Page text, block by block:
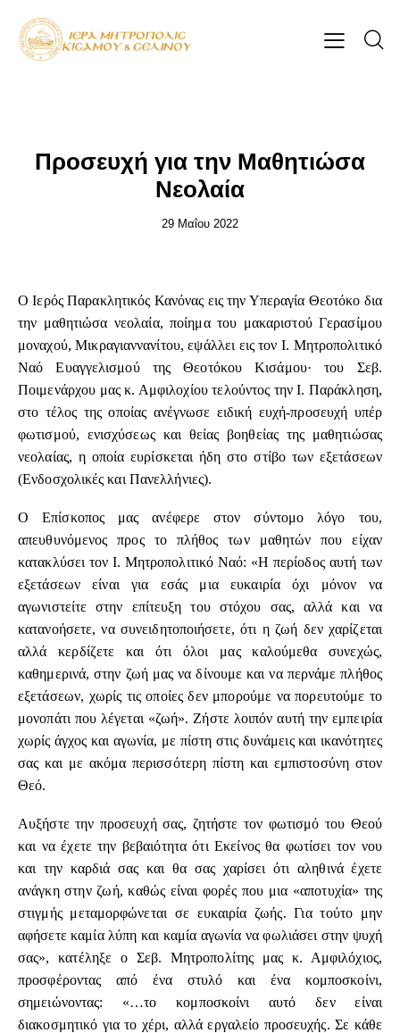
Προσευχή για την Μαθητιώσα
Νεολαία
29 Μαΐου 2022
Ο Ιερός Παρακλητικός Κανόνας εις την Υπεραγία Θεοτόκο δια
την μαθητιώσα νεολαία, ποίημα του μακαριστού Γερασίμου
μοναχού, Μικραγιαννανίτου, εψάλλει εις τον Ι. Μητροπολιτικό
Ναό Ευαγγελισμού της Θεοτόκου Κισάμου· του Σεβ.
Ποιμενάρχου μας κ. Αμφιλοχίου τελούντος την Ι. Παράκληση,
στο τέλος της οποίας ανέγνωσε ειδική ευχή-προσευχή υπέρ
φωτισμού, ενισχύσεως και θείας βοηθείας της μαθητιώσας
νεολαίας, η οποία ευρίσκεται ήδη στο στίβο των εξετάσεων
(Ενδοσχολικές και Πανελλήνιες).
Ο Επίσκοπος μας ανέφερε στον σύντομο λόγο του,
απευθυνόμενος προς το πλήθος των μαθητών που είχαν
κατακλύσει τον Ι. Μητροπολιτικό Ναό: «Η περίοδος αυτή των
εξετάσεων είναι για εσάς μια ευκαιρία όχι μόνον να
αγωνιστείτε στην επίτευξη του στόχου σας, αλλά και να
κατανοήσετε, να συνειδητοποιήσετε, ότι η ζωή δεν χαρίζεται
αλλά κερδίζετε και ότι όλοι μας καλούμεθα συνεχώς,
καθημερινά, στην ζωή μας να δίνουμε και να περνάμε πλήθος
εξετάσεων, χωρίς τις οποίες δεν μπορούμε να πορευτούμε το
μονοπάτι που λέγεται «ζωή». Ζήστε λοιπόν αυτή την εμπειρία
χωρίς άγχος και αγωνία, με πίστη στις δυνάμεις και ικανότητες
σας και με ακόμα περισσότερη πίστη και εμπιστοσύνη στον
Θεό.
Αυξήστε την προσευχή σας, ζητήστε τον φωτισμό του Θεού
και να έχετε την βεβαιότητα ότι Εκείνος θα φωτίσει τον νου
και την καρδιά σας και θα σας χαρίσει ότι αληθινά έχετε
ανάγκη στην ζωή, καθώς είναι φορές που μια «αποτυχία» της
στιγμής μεταμορφώνεται σε ευκαιρία ζωής. Για τούτο μην
αφήσετε καμία λύπη και καμία αγωνία να φωλιάσει στην ψυχή
σας», κατέληξε ο Σεβ. Μητροπολίτης μας κ. Αμφιλόχιος,
προσφέροντας από ένα στυλό και ένα κομποσκοίνι,
σημειώνοντας: «…το κομποσκοίνι αυτό δεν είναι
διακοσμητικό για το χέρι, αλλά εργαλείο προσευχής. Σε κάθε